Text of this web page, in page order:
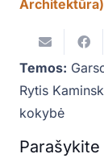
Architektūra)
Temos:
Rytis
kokybė